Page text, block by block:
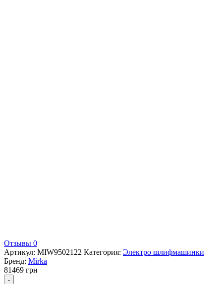
Отзывы 0
Артикул: MIW9502122 Категория: Электро шлифмашинки
Бренд: Mirka
81469 грн
- Количество